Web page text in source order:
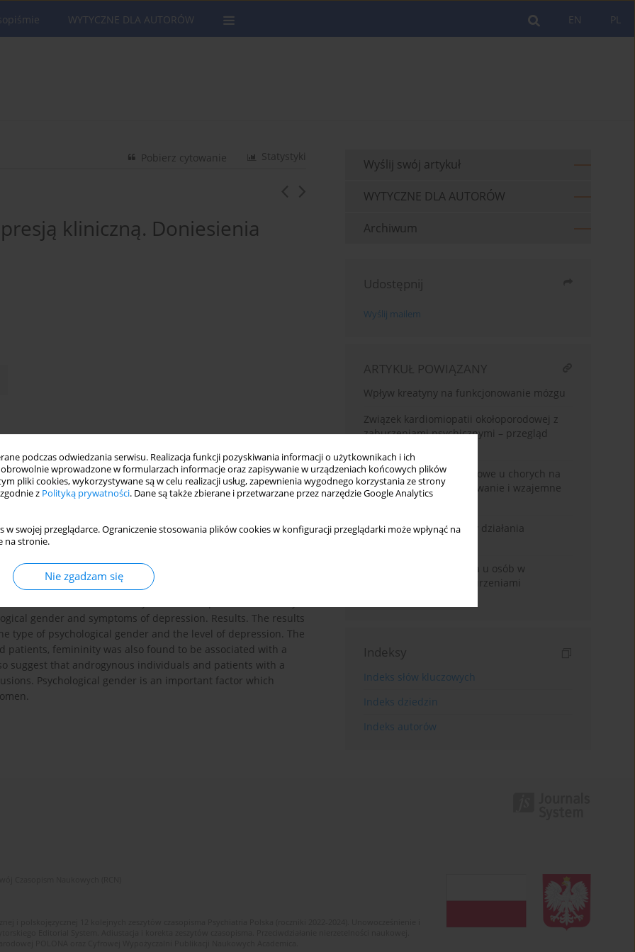
podczas odwiedzania serwisu. Realizacja funkcji pozyskiwania informacji o użytkownikach i ich
wprowadzone w formularzach informacje oraz zapisywanie w urządzeniach końcowych plików
pliki cookies, wykorzystywane są w celu realizacji usług, zapewnienia wygodnego korzystania ze strony
z Polityką prywatności. Dane są także zbierane i przetwarzane przez narzędzie Google Analytics
w swojej przeglądarce. Ograniczenie stosowania plików cookies w konfiguracji przeglądarki może wpłynąć na
na stronie.
Nie zgadzam się
PL
EN
WYTYCZNE DLA AUTORÓW
Statystyki
Pobierz cytowanie
kliniczną. Doniesienia
that factors connected with women's gender roles could
an important factor associated with depressive disorders
influences the vulnerability to depression. Method.
in depressive disorders. It was predicted that
gender role will be more depressed than androgynous
masculinity. Sixty one patients suffering from affective
Bem Sex - Role Inventory and Beck Depression Inventory
gender and symptoms of depression. Results. The results
type of psychological gender and the level of depression. The
femininity was also found to be associated with a
suggest that androgynous individuals and patients with a
Psychological gender is an important factor which
Wyślij swój artykuł
WYTYCZNE DLA AUTORÓW
Archiwum
Udostępnij
Wyślij mailem
ARTYKUŁ POWIĄZANY
Wpływ kreatyny na funkcjonowanie mózgu
Związek kardiomiopatii okołoporodowej z
zaburzeniami psychicznymi – przegląd
Objawy depresyjne i lękowe u chorych na
celiakię – współwystępowanie i wzajemne
zależności
Ketamina - mechanizmy działania
Sprawność funkcjonalna u osób w
podeszłym wieku z zaburzeniami
Indeksy
Indeks słów kluczowych
Indeks dziedzin
Indeks autorów